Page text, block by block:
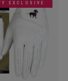
EXCLUSIVE